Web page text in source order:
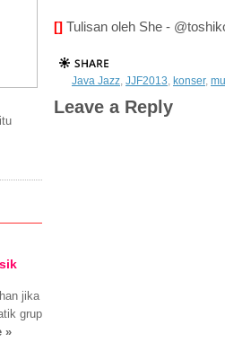
[] Tulisan oleh She -
Java Jazz, JJF2013, konser,
Leave a Reply
jika
grup
»